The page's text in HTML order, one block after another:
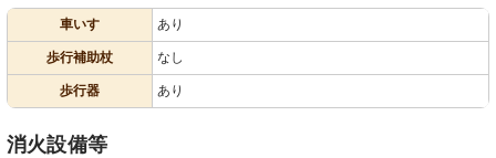
車いす あり
歩行補助杖 なし
歩行器 あり
消火設備等